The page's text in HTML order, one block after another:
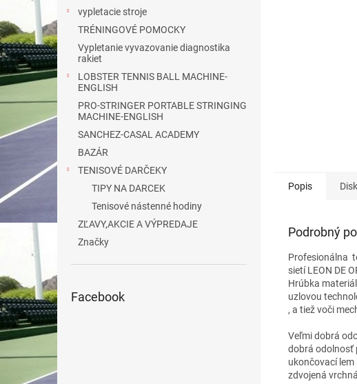
vypletacie stroje
TRÉNINGOVÉ POMOCKY
Vypletanie vyvazovanie diagnostika
rakiet
LOBSTER TENNIS BALL MACHINE-
ENGLISH
PRO-STRINGER PORTABLE STRINGING
MACHINE-ENGLISH
SANCHEZ-CASAL ACADEMY
BAZÁR
TENISOVÉ DARČEKY
TIPY NA DARCEK
Tenisové nástenné hodiny
ZĽAVY,AKCIE A VÝPREDAJE
Značky
Facebook
Popis
Podrobný
Profesionálna
sietí LEON DE
Hrúbka
uzlovou
, a tiež voči
Veľmi dobrá
dobrá odolnosť
ukončovací
zdvojená